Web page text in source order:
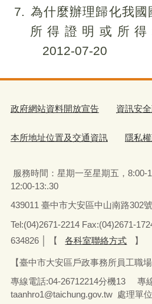
7
為什麼辦理歸化我國
所得證明或所
2012-07-20
政府網站資料開放宣告 資訊安
本所地址位置及交通資訊 隱私
服務時間：星期一至星期五 ， 8:00-
12:00-13:.30
439011 臺中市大安區中山南路302號
Tel:(04)2671-2214 Fax:(04)2671-
634826
【 各科室聯絡方式 】
【臺中市大安區戶政事務所員工職場
專線電話:04-26712214分機13 專
taanhro1@taichung.gov.tw 處理單